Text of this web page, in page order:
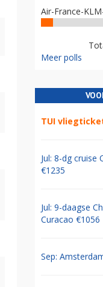
Air-France-
Meer polls
TUI
Jul: 8-dg cruise
€1235
Jul: 9-daagse
Curacao €1056
Sep: